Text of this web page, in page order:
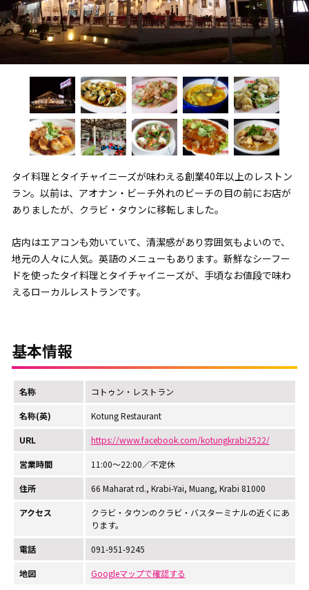
タイ料理とタイチャイニーズが味わえる創業40年以上のレストン
ラン。以前は、アオナン・ビーチ外れのビーチの目の前にお店が
ありましたが、クラビ・タウンに移転しました。
店内はエアコンも効いていて、清潔感があり雰囲気もよいので、
地元の人々に人気。英語のメニューもあります。新鮮なシーフー
ドを使ったタイ料理とタイチャイニーズが、手頃なお値段で味わ
えるローカルレストランです。
基本情報
名称 コトゥン・レストラン
名称(英) Kotung Restaurant
URL https://www.facebook.com/kotungkrabi2522/
営業時間 11:00～22:00／不定休
住所 66 Maharat rd., Krabi-Yai, Muang, Krabi 81000
アクセス
クラビ・タウンのクラビ・バスターミナルの近くにあ
ります。
電話 091-951-9245
地図 Googleマップで確認する